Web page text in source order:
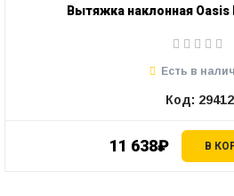
Вытяжка наклонная
11 638₽ В
Есть в
Код: 29412